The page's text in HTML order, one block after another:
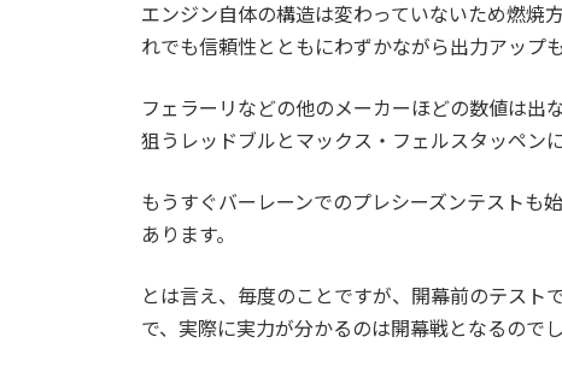
エンジン自体の構造は変わっていないため燃焼
れでも信頼性とともにわずかながら出力アップ
フェラーリなどの他のメーカーほどの数値は出
狙うレッドブルとマックス・フェルスタッペン
もうすぐバーレーンでのプレシーズンテストも
あります。
とは言え、毎度のことですが、開幕前のテスト
で、実際に実力が分かるのは開幕戦となるのでし